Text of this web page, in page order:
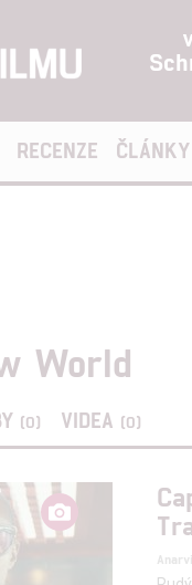
RECENZE ČLÁNKY
World
(0) VIDEA (0)